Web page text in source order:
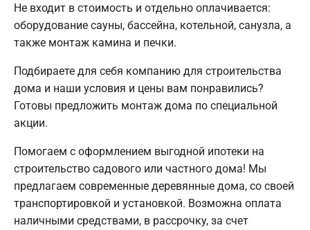
Не входит в стоимость и отдельно оплачивается:
оборудование сауны, бассейна, котельной, санузла, а
также монтаж камина и печки.
Подбираете для себя компанию для строительства
дома и наши условия и цены вам понравились?
Готовы предложить монтаж дома по специальной
акции.
Помогаем с оформлением выгодной ипотеки на
строительство садового или частного дома! Мы
предлагаем современные деревянные дома, со своей
транспортировкой и установкой. Возможна оплата
наличными средствами, в рассрочку, за счет